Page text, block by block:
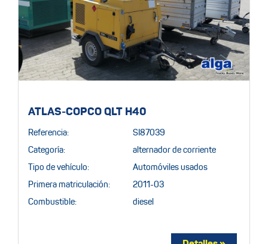
ATLAS-COPCO QLT H40
Referencia: SI87039
Categoría: alternador de corriente
Tipo de vehículo: Automóviles usados
Primera matriculación: 2011-03
Combustible: diesel